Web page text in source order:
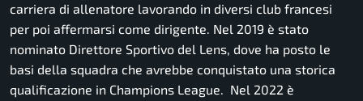
carriera di allenatore lavorando in diversi club francesi
per poi affermarsi come dirigente. Nel 2019 è stato
nominato Direttore Sportivo del Lens, dove ha posto le
basi della squadra che avrebbe conquistato una storica
qualificazione in Champions League. Nel 2022 è